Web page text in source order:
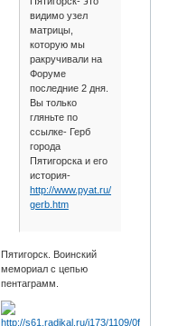
видимо узел
матрицы,
которую мы
ракручивали на
Форуме
последние 2 дня.
Вы только
гляньте по
ссылке- Герб
города
Пятигорска и его
история-
http://www.pyat.ru/formal-
gerb.htm
Пятигорск. Воинский
мемориал с цепью
пентаграмм.